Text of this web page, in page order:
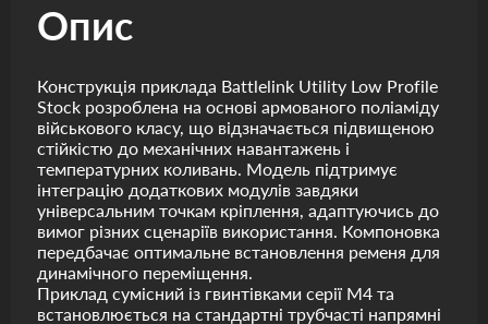
Опис
Конструкція приклада Battlelink Utility Low Profile
Stock розроблена на основі армованого поліаміду
військового класу, що відзначається підвищеною
стійкістю до механічних навантажень і
температурних коливань. Модель підтримує
інтеграцію додаткових модулів завдяки
універсальним точкам кріплення, адаптуючись до
вимог різних сценаріїв використання. Компоновка
передбачає оптимальне встановлення ременя для
динамічного переміщення.
Приклад сумісний із гвинтівками серії M4 та
встановлюється на стандартні трубчасті напрямні